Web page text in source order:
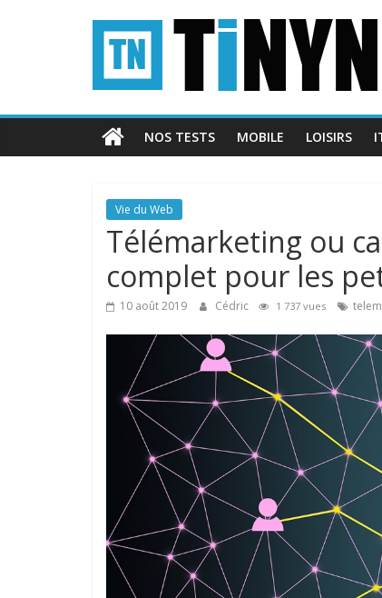
Tinynews
Le
belge
connectéNOS TESTS MOBILE LOISIRS
Vie du Web
Télémarketing ou
complet pour les
10 août 2019 Cédric 1 737 vues